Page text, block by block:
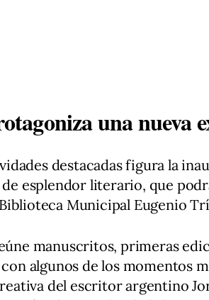
una nueva
destacadas figura la
de esplendor literario, que
Municipal Eugenio
manuscritos, primeras
algunos de los momentos
del escritor argentino